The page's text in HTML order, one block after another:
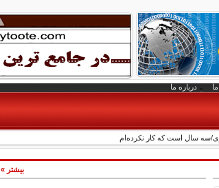
درباره ما
سه سال است که کار نکرده‌ام
بیشتر »